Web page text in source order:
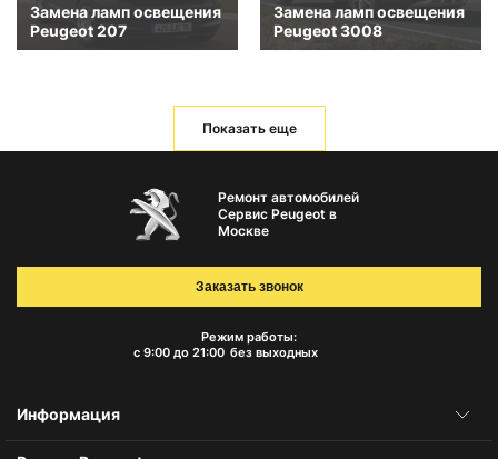
Замена ламп освещения
Peugeot 207
Замена ламп освещения
Peugeot 3008
Показать еще
Ремонт автомобилей
Сервис Peugeot в
Москве
Режим работы:
с 9:00 до 21:00 без выходных
Заказать звонок
Информация